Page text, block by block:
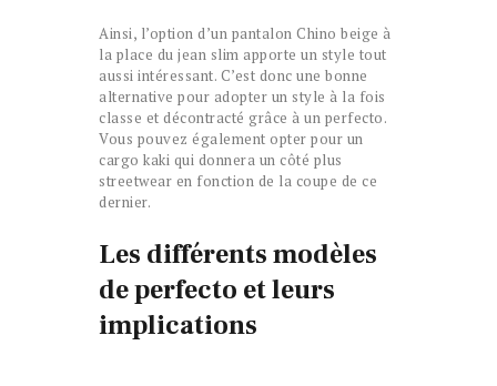
Ainsi, l’option d’un pantalon Chino beige à
la place du jean slim apporte un style tout
aussi intéressant. C’est donc une bonne
alternative pour adopter un style à la fois
classe et décontracté grâce à un perfecto.
Vous pouvez également opter pour un
cargo kaki qui donnera un côté plus
streetwear en fonction de la coupe de ce
dernier.
Les différents modèles
de perfecto et leurs
implications